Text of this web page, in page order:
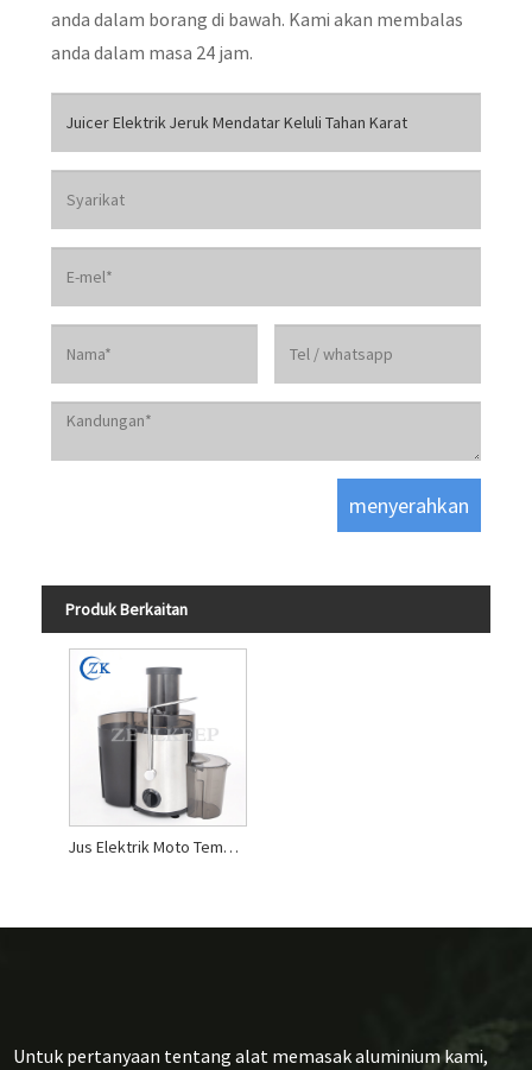
anda dalam borang di bawah. Kami akan membalas
anda dalam masa 24 jam.
Produk Berkaitan
Jus Elektrik Moto Tembaga Tulen Buah-buahan keseluruhan
Untuk pertanyaan tentang alat memasak aluminium kami,